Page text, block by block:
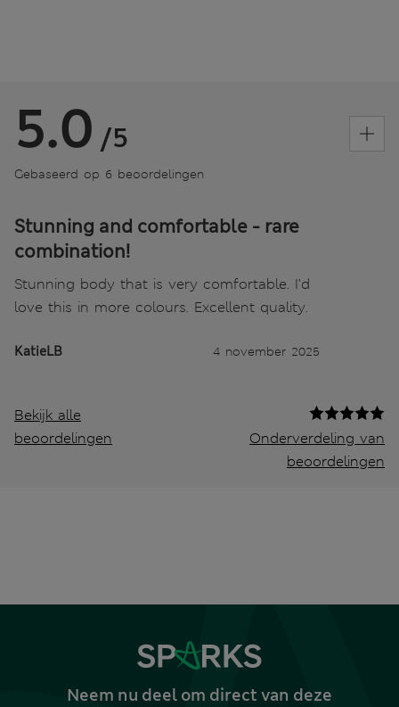
5.0 /5
Gebaseerd op 6 beoordelingen
Stunning and comfortable - rare
combination!
Stunning body that is very comfortable. I'd
love this in more colours. Excellent quality.
KatieLB 4 november 2025
Bekijk alle
beoordelingen
Onderverdeling van
beoordelingen
Neem nu deel om direct van deze